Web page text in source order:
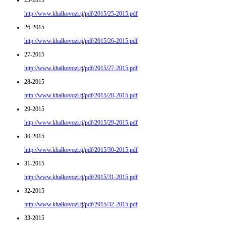
http://www.khalkovozi.tj/pdf/2015/25-2015.pdf
26-2015
http://www.khalkovozi.tj/pdf/2015/26-2015.pdf
27-2015
http://www.khalkovozi.tj/pdf/2015/27-2015.pdf
28-2015
http://www.khalkovozi.tj/pdf/2015/28-2015.pdf
29-2015
http://www.khalkovozi.tj/pdf/2015/29-2015.pdf
30-2015
http://www.khalkovozi.tj/pdf/2015/30-2015.pdf
31-2015
http://www.khalkovozi.tj/pdf/2015/31-2015.pdf
32-2015
http://www.khalkovozi.tj/pdf/2015/32-2015.pdf
33-2015